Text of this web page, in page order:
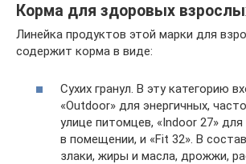
Корма для здоровых
Линейка продуктов этой марки для
содержит корма в виде:
Сухих гранул. В эту категорию
«Outdoor» для энергичных,
улице питомцев, «Indoor 27»
в помещении, и «Fit 32». В
злаки, жиры и масла, дрожжи,